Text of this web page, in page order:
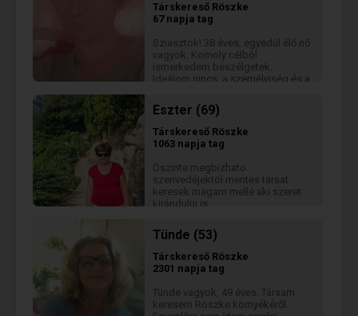
Társkereső Röszke
67 napja tag
Sziasztok! 38 éves, egyedül élő nő
vagyok. Komoly célból
ismerkedem beszélgetek.
Ideálom nincs, a személyiség és a
Beszélgess velem és ismerj meg.
Nem tudok írni senkinek sem. Írd
meg hol laksz és adj
elérhetőséget. Köszönöm.
Eszter (69)
Társkereső Röszke
1063 napja tag
Öszinte megbizhato
szenvedéjektöl mentes társat
keresek magam mellé aki szeret
kirándulni is...
Tünde (53)
Társkereső Röszke
2301 napja tag
Tünde vagyok, 49 éves. Társam
keresem Röszke környékéről.